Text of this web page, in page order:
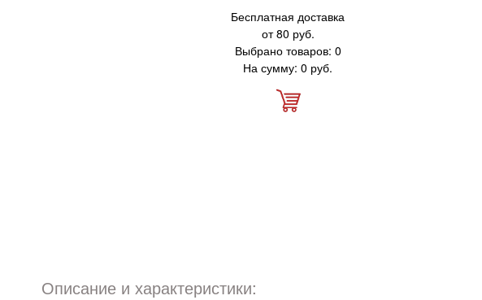
Бесплатная доставка
от 80 руб.
Выбрано товаров: 0
На сумму: 0 руб.
Описание и характеристики: